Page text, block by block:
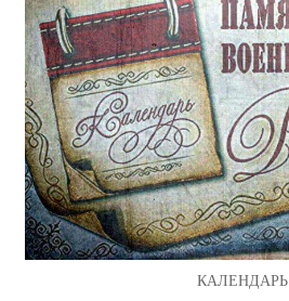
КАЛЕНДАРЬ